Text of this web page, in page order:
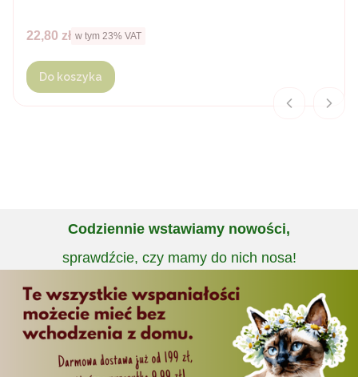
Cena brutto
22,80 zł w tym %s VAT
w tym 23% VAT
Do koszyka
Codziennie wstawiamy nowości,
sprawdźcie, czy mamy do nich nosa!